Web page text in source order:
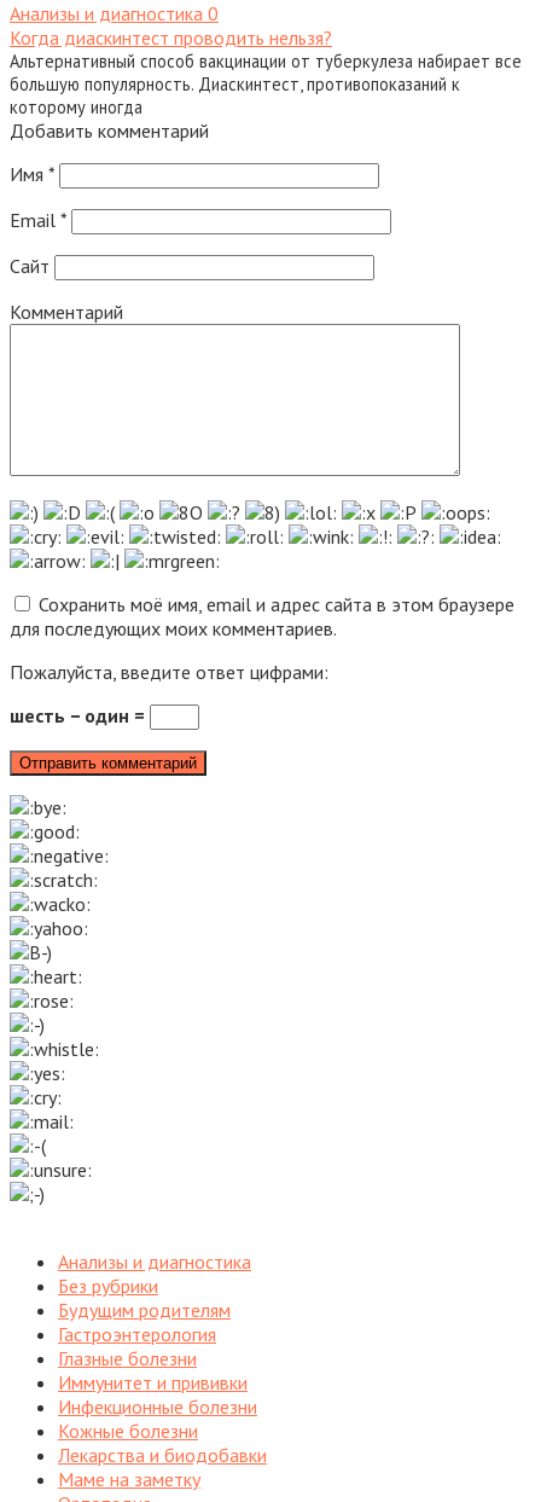
Анализы и диагностика 0
Когда диаскинтест проводить нельзя?
Альтернативный способ вакцинации от туберкулеза набирает все
большую популярность. Диаскинтест, противопоказаний к
которому иногда
Добавить комментарий
Имя *
Email *
Сайт
Комментарий
Сохранить моё имя, email и адрес сайта в этом браузере
для последующих моих комментариев.
Пожалуйста, введите ответ цифрами:
шесть − один =
Анализы и диагностика
Без рубрики
Будущим родителям
Гастроэнтерология
Глазные болезни
Иммунитет и прививки
Инфекционные болезни
Кожные болезни
Лекарства и биодобавки
Маме на заметку